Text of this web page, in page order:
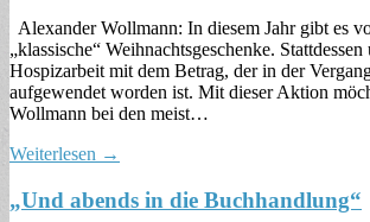
Alexander Wollmann: In diesem Jahr gibt es
„klassische“ Weihnachtsgeschenke.
Hospizarbeit mit dem Betrag, der in der
aufgewendet worden ist. Mit dieser Aktion
Wollmann bei den meist…
Weiterlesen →
„Und abends in die Buchhandlung“